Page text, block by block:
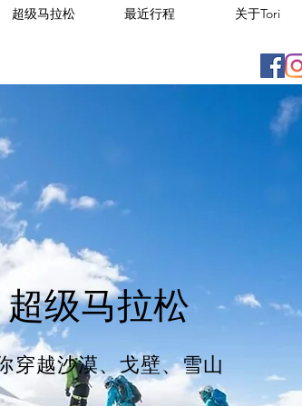
超级马拉松 最近行程 关于Tori
超级马拉松
穿越沙漠、戈壁、雪山